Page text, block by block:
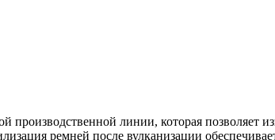
линии, которая позволяет
ремней после вулканизации